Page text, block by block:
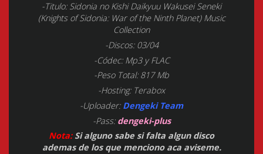
-Titulo: Sidonia no Kishi Daikyuu Wakusei Seneki
(Knights of Sidonia: War of the Ninth Planet) Music
Collection
-Discos: 03/04
-Códec: Mp3 y FLAC
-Peso Total: 817 Mb
-Hosting: Terabox
-Uploader: Dengeki Team
-Pass: dengeki-plus
Nota:Si alguno sabe si falta algun disco
ademas de los que menciono aca aviseme.